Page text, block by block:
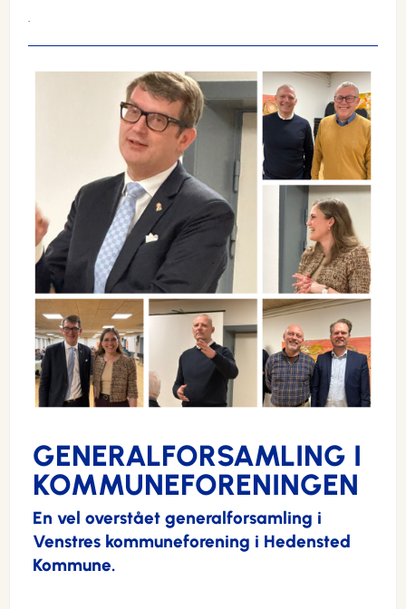
.
GENERALFORSAMLING I
KOMMUNEFORENINGEN
En vel overstået generalforsamling i
Venstres kommuneforening i Hedensted
Kommune.